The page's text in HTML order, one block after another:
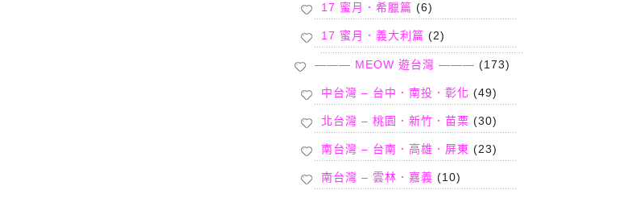
17 蜜月．希臘篇 (6)
17 蜜月．義大利篇 (2)
——— MEOW 遊台灣 ——— (173)
中台灣 – 台中．南投．彰化 (49)
北台灣 – 桃園．新竹．苗栗 (30)
南台灣 – 台南．高雄．屏東 (23)
南台灣 – 雲林．嘉義 (10)